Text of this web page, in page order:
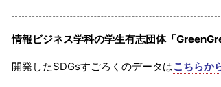
情報ビジネス学科の学生有志団体「
開発したSDGsすごろくのデータはこちらか